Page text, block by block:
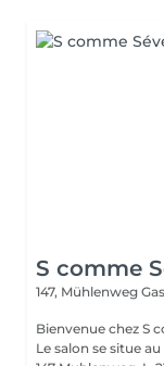
S comme
147, Mühlenweg
Bienvenue chez S
Le salon se situe